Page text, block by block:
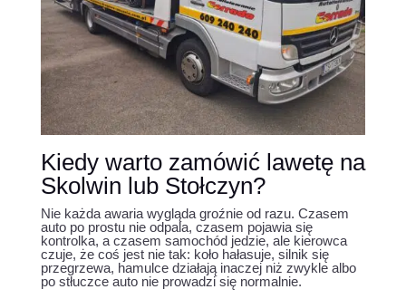
Kiedy warto zamówić lawetę na
Skolwin lub Stołczyn?
Nie każda awaria wygląda groźnie od razu. Czasem
auto po prostu nie odpala, czasem pojawia się
kontrolka, a czasem samochód jedzie, ale kierowca
czuje, że coś jest nie tak: koło hałasuje, silnik się
przegrzewa, hamulce działają inaczej niż zwykle albo
po stłuczce auto nie prowadzi się normalnie.